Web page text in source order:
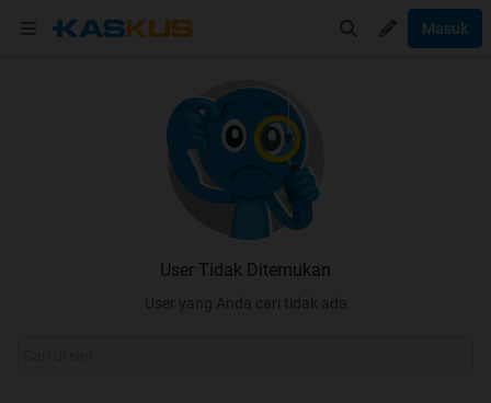
Masuk
User Tidak Ditemukan
User yang Anda cari tidak ada